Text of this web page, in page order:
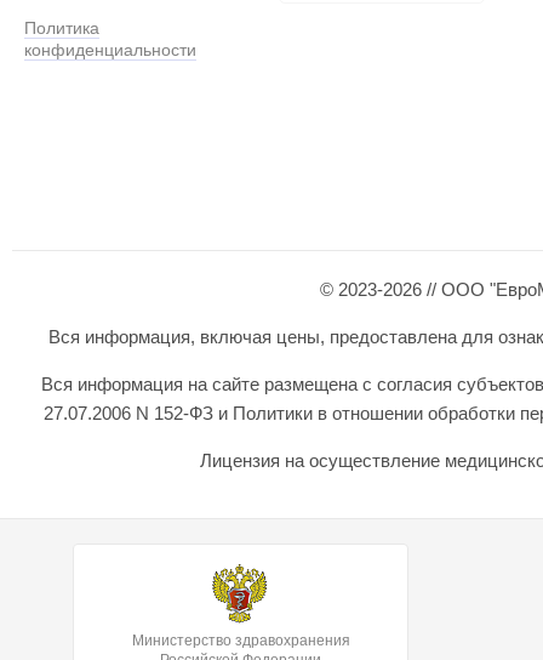
Политика
конфиденциальности
© 2023-2026 // ООО
Вся информация, включая цены, предоставлена для
Вся информация на сайте размещена с согласия
27.07.2006 N 152-ФЗ и Политики в отношении обработки
Лицензия на осуществление
Министерство здравохранения